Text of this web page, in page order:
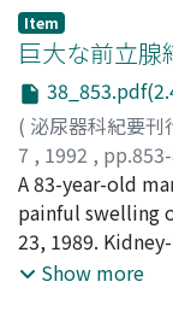
chemotherapy.
tumor was
metastatic
response to
tomographic
tumor itself.
performed.
osteosarcoma.
Metastasis to
peritoneum
osteosarcoma
cases have
this tumor is
within 6 months.
Item
巨大な前立腺
( 泌尿器科紀要刊
7 , 1992 ,
川嶋, 秀紀;柏原,
Hidenori;
Kishimoto,
A 83-year-old
painful swelling
23, 1989.
multiple big
Show more